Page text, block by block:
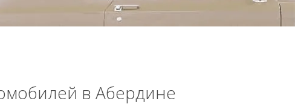
в Абердине